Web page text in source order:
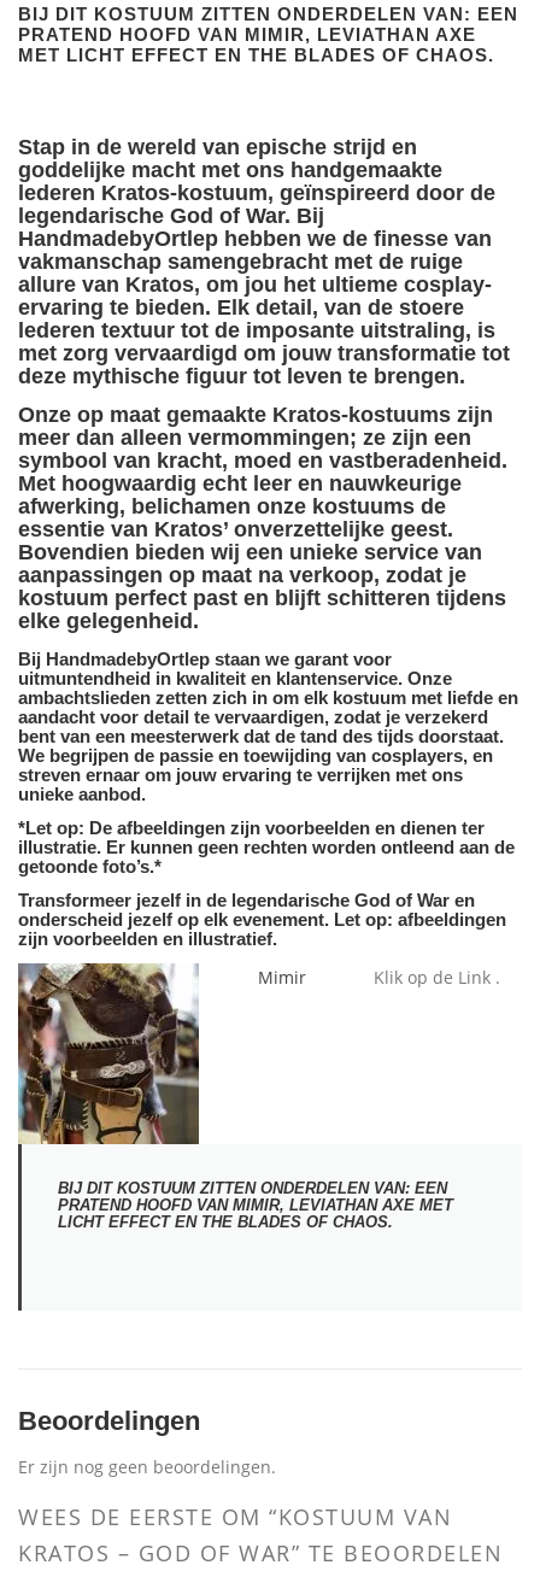
BIJ DIT KOSTUUM ZITTEN ONDERDELEN VAN: EEN
PRATEND HOOFD VAN MIMIR, LEVIATHAN AXE
MET LICHT EFFECT EN THE BLADES OF CHAOS.
Stap in de wereld van epische strijd en
goddelijke macht met ons handgemaakte
lederen Kratos-kostuum, geïnspireerd door de
legendarische God of War. Bij
HandmadebyOrtlep hebben we de finesse van
vakmanschap samengebracht met de ruige
allure van Kratos, om jou het ultieme cosplay-
ervaring te bieden. Elk detail, van de stoere
lederen textuur tot de imposante uitstraling, is
met zorg vervaardigd om jouw transformatie tot
deze mythische figuur tot leven te brengen.
Onze op maat gemaakte Kratos-kostuums zijn
meer dan alleen vermommingen; ze zijn een
symbool van kracht, moed en vastberadenheid.
Met hoogwaardig echt leer en nauwkeurige
afwerking, belichamen onze kostuums de
essentie van Kratos’ onverzettelijke geest.
Bovendien bieden wij een unieke service van
aanpassingen op maat na verkoop, zodat je
kostuum perfect past en blijft schitteren tijdens
elke gelegenheid.
Bij HandmadebyOrtlep staan we garant voor
uitmuntendheid in kwaliteit en klantenservice. Onze
ambachtslieden zetten zich in om elk kostuum met liefde en
aandacht voor detail te vervaardigen, zodat je verzekerd
bent van een meesterwerk dat de tand des tijds doorstaat.
We begrijpen de passie en toewijding van cosplayers, en
streven ernaar om jouw ervaring te verrijken met ons
unieke aanbod.
*Let op: De afbeeldingen zijn voorbeelden en dienen ter
illustratie. Er kunnen geen rechten worden ontleend aan de
getoonde foto’s.*
Transformeer jezelf in de legendarische God of War en
onderscheid jezelf op elk evenement. Let op: afbeeldingen
zijn voorbeelden en illustratief.
Mimir Klik op de Link .
BIJ DIT KOSTUUM ZITTEN ONDERDELEN VAN: EEN
PRATEND HOOFD VAN MIMIR, LEVIATHAN AXE MET
LICHT EFFECT EN THE BLADES OF CHAOS.
Beoordelingen
Er zijn nog geen beoordelingen.
WEES DE EERSTE OM “KOSTUUM VAN
KRATOS – GOD OF WAR” TE BEOORDELEN